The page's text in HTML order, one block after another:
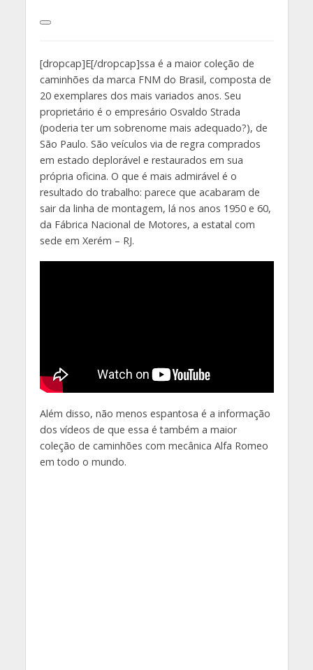
[dropcap]E[/dropcap]ssa é a maior coleção de
caminhões da marca FNM do Brasil, composta de
20 exemplares dos mais variados anos. Seu
proprietário é o empresário Osvaldo Strada
(poderia ter um sobrenome mais adequado?), de
São Paulo. São veículos via de regra comprados
em estado deplorável e restaurados em sua
própria oficina. O que é mais admirável é o
resultado do trabalho: parece que acabaram de
sair da linha de montagem, lá nos anos 1950 e 60,
da Fábrica Nacional de Motores, a estatal com
sede em Xerém – RJ.
Além disso, não menos espantosa é a informação
dos vídeos de que essa é também a maior
coleção de caminhões com mecânica Alfa Romeo
em todo o mundo.